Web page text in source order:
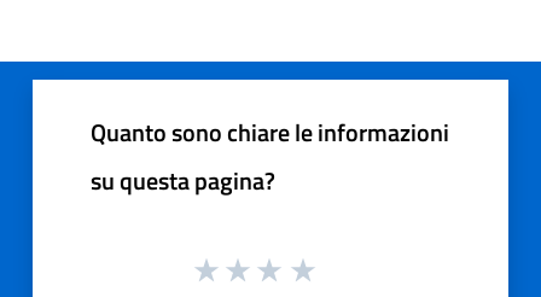
Quanto sono chiare le informazioni
su questa pagina?